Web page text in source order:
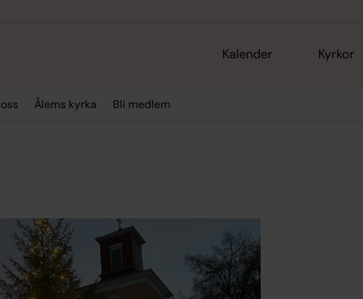
Kalender Kyrkor
Ålems kyrka Bli medlem